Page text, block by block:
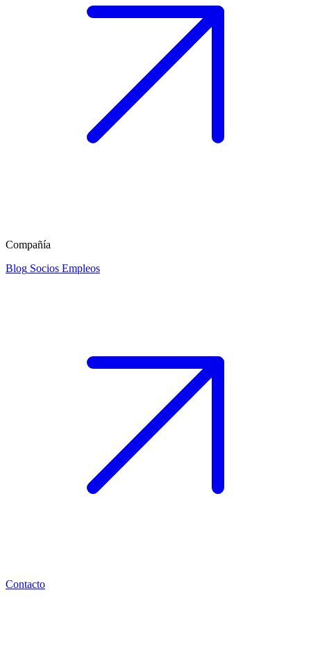
Compañía
Blog Socios Empleos
Contacto